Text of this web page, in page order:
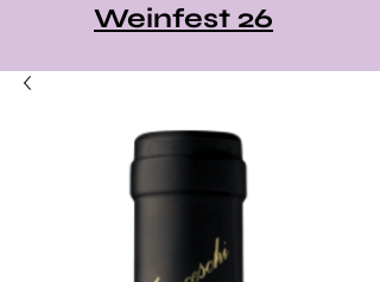
Weinfest 26